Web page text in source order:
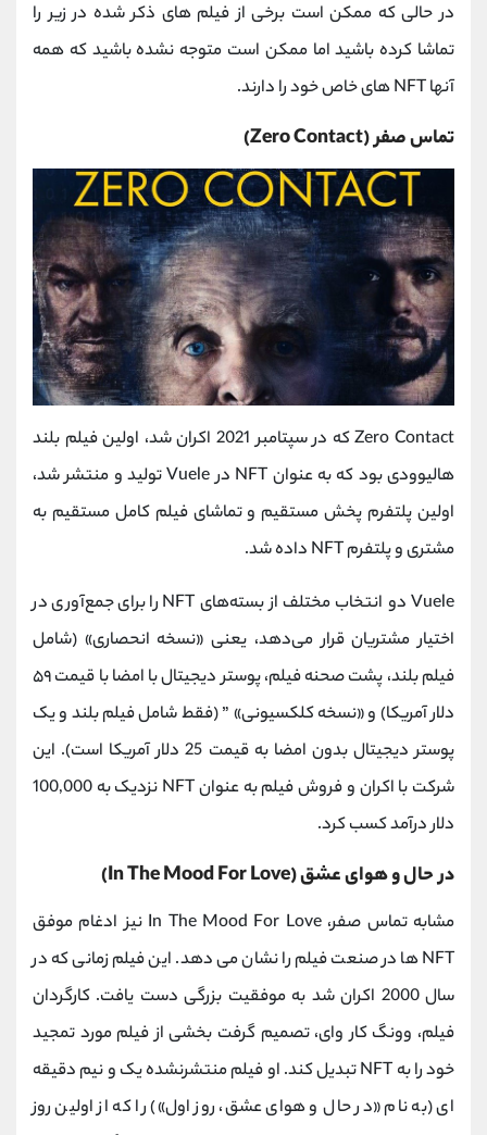
در حالی که ممکن است برخی از فیلم های ذکر شده در زیر را
تماشا کرده باشید اما ممکن است متوجه نشده باشید که همه
آنها NFT های خاص خود را دارند.
تماس صفر (Zero Contact)
Zero Contact که در سپتامبر 2021 اکران شد، اولین فیلم بلند
هالیوودی بود که به عنوان NFT در Vuele تولید و منتشر شد،
اولین پلتفرم پخش مستقیم و تماشای فیلم کامل مستقیم به
مشتری و پلتفرم NFT داده شد.
Vuele دو انتخاب مختلف از بسته‌های NFT را برای جمع‌آوری در
اختیار مشتریان قرار می‌دهد، یعنی «نسخه انحصاری» (شامل
فیلم بلند، پشت صحنه فیلم، پوستر دیجیتال با امضا با قیمت ۵۹
دلار آمریکا) و «نسخه کلکسیونی» ” (فقط شامل فیلم بلند و یک
پوستر دیجیتال بدون امضا به قیمت 25 دلار آمریکا است). این
شرکت با اکران و فروش فیلم به عنوان NFT نزدیک به 100,000
دلار درآمد کسب کرد.
در حال و هوای عشق (In The Mood For Love)
مشابه تماس صفر، In The Mood For Love نیز ادغام موفق
NFT ها در صنعت فیلم را نشان می دهد. این فیلم زمانی که در
سال 2000 اکران شد به موفقیت بزرگی دست یافت. کارگردان
فیلم، وونگ کار وای، تصمیم گرفت بخشی از فیلم مورد تمجید
خود را به NFT تبدیل کند. او فیلم منتشرنشده یک و نیم دقیقه
ای (به نام «در حال و هوای عشق، روز اول») را که از اولین روز